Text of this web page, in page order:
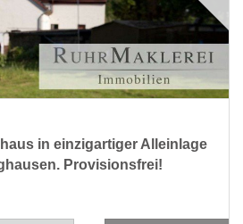
in einzigartiger Alleinlage
Provisionsfrei!